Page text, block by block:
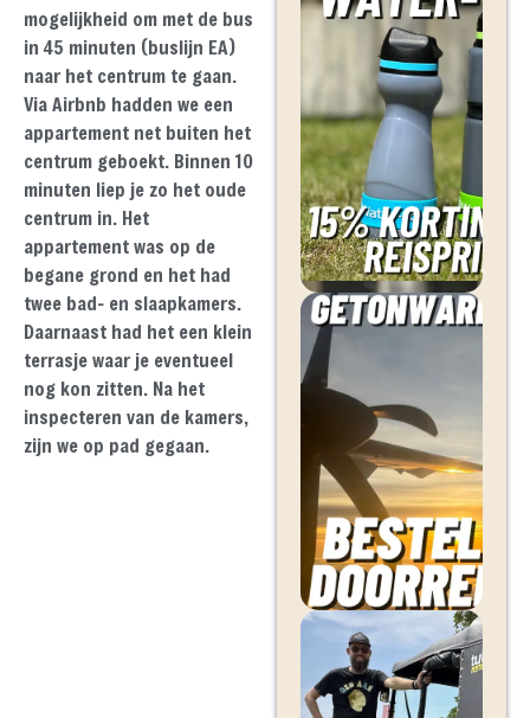
mogelijkheid om met de bus
in 45 minuten (buslijn EA)
naar het centrum te gaan.
Via Airbnb hadden we een
appartement net buiten het
centrum geboekt. Binnen 10
minuten liep je zo het oude
centrum in. Het
appartement was op de
begane grond en het had
twee bad- en slaapkamers.
Daarnaast had het een klein
terrasje waar je eventueel
nog kon zitten. Na het
inspecteren van de kamers,
zijn we op pad gegaan.